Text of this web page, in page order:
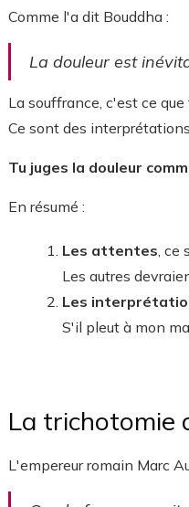
Comme l'a dit Bouddha :
La douleur est
La souffrance, c'est ce
Ce sont des
Tu juges la douleur
En résumé :
Les attentes ,
Les autres
Les
S'il pleut à mon
La trichotomie
L'empereur romain Marc